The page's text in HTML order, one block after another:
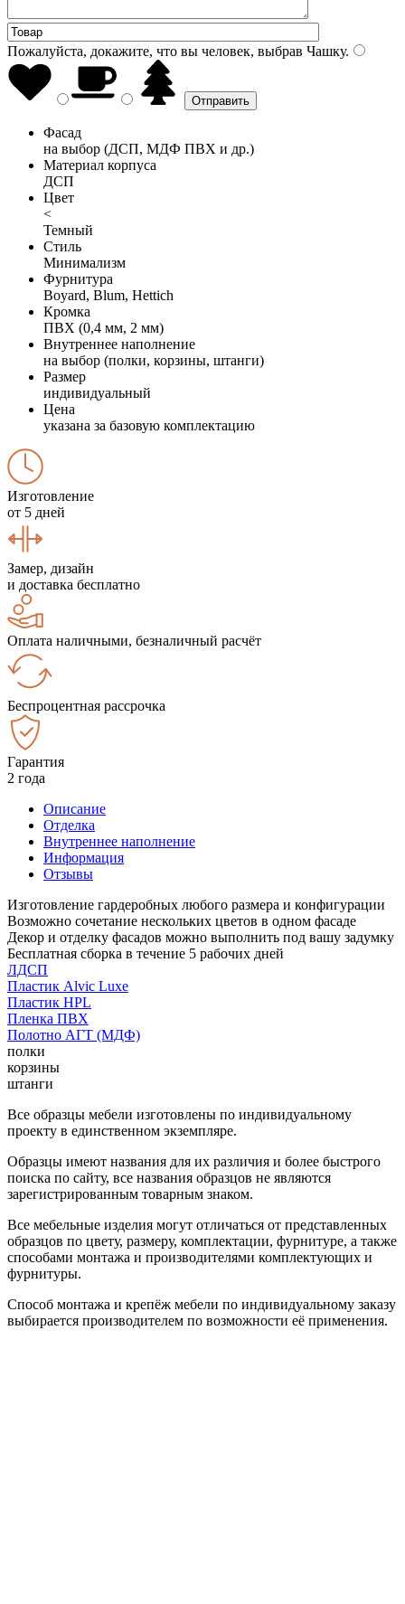
Пожалуйста, докажите, что вы человек, выбрав Чашку.
Фасад
на выбор (ДСП, МДФ ПВХ и др.)
Материал корпуса
ДСП
Цвет
<
Темный
Стиль
Минимализм
Фурнитура
Boyard, Blum, Hettich
Кромка
ПВХ (0,4 мм, 2 мм)
Внутреннее наполнение
на выбор (полки, корзины, штанги)
Размер
индивидуальный
Цена
указана за базовую комплектацию
Изготовление
от 5 дней
Замер, дизайн
и доставка бесплатно
Оплата наличными, безналичный расчёт
Беспроцентная рассрочка
Гарантия
2 года
Описание
Отделка
Внутреннее наполнение
Информация
Отзывы
Изготовление гардеробных любого размера и конфигурации
Возможно сочетание нескольких цветов в одном фасаде
Декор и отделку фасадов можно выполнить под вашу задумку
Бесплатная сборка в течение 5 рабочих дней
ЛДСП
Пластик Alvic Luxe
Пластик HPL
Пленка ПВХ
Полотно АГТ (МДФ)
полки
корзины
штанги
Все образцы мебели изготовлены по индивидуальному
проекту в единственном экземпляре.
Образцы имеют названия для их различия и более быстрого
поиска по сайту, все названия образцов не являются
зарегистрированным товарным знаком.
Все мебельные изделия могут отличаться от представленных
образцов по цвету, размеру, комплектации, фурнитуре, а также
способами монтажа и производителями комплектующих и
фурнитуры.
Способ монтажа и крепёж мебели по индивидуальному заказу
выбирается производителем по возможности её применения.